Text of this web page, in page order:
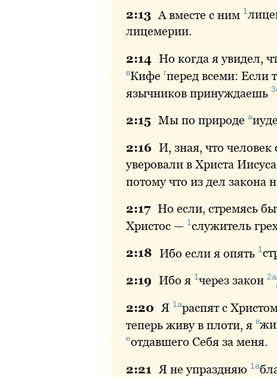
2:13 А вместе с ним 1
лицемерии.
2:14 Но когда я увидел,
вКифе гперед всеми: Если
язычников принуждаешь
2:15 Мы по природе а
2:16 И, зная, что
уверовали в Христа
потому что из дел закона
2:17 Но если, стремясь
Христос — 1служитель
2:18 Ибо если я опять 1
2:19 Ибо я 1через закон 2а
2:20 Я 1араспятс
теперь живу в плоти, я в
еотдавшего Себя за меня.
2:21 Я не упраздняю 1а